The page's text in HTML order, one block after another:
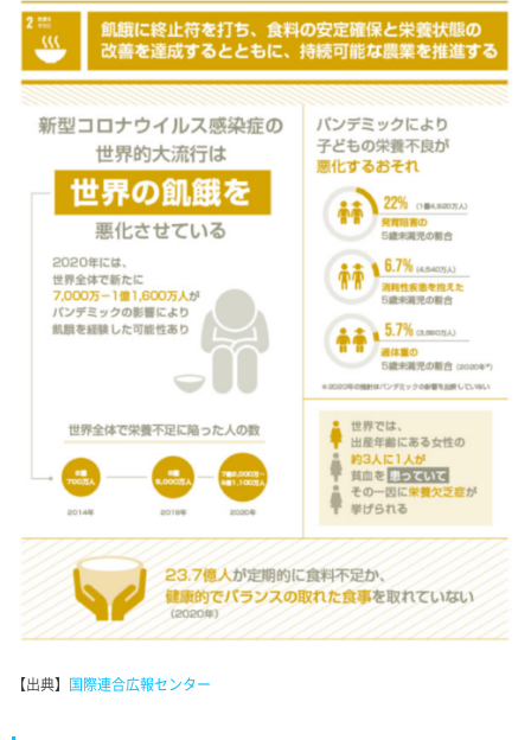
【出典】 国際連合広報センター